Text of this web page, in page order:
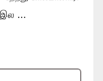
இல …